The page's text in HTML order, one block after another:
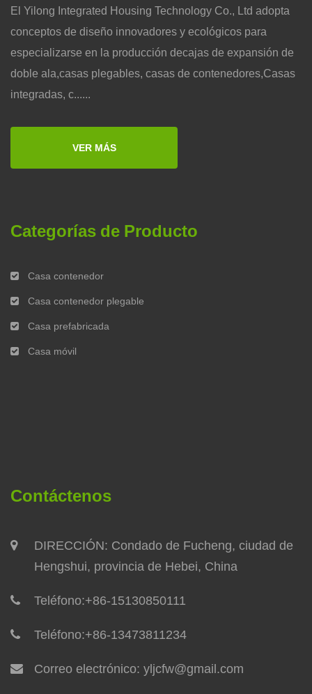
El Yilong Integrated Housing Technology Co., Ltd adopta
conceptos de diseño innovadores y ecológicos para
especializarse en la producción decajas de expansión de
doble ala,casas plegables, casas de contenedores,Casas
integradas, c......
VER MÁS
Categorías de Producto
Casa contenedor
Casa contenedor plegable
Casa prefabricada
Casa móvil
Contáctenos
DIRECCIÓN: Condado de Fucheng, ciudad de
Hengshui, provincia de Hebei, China
Teléfono:+86-15130850111
Teléfono:+86-13473811234
Correo electrónico: yljcfw@gmail.com